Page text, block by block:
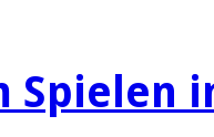
Spielen